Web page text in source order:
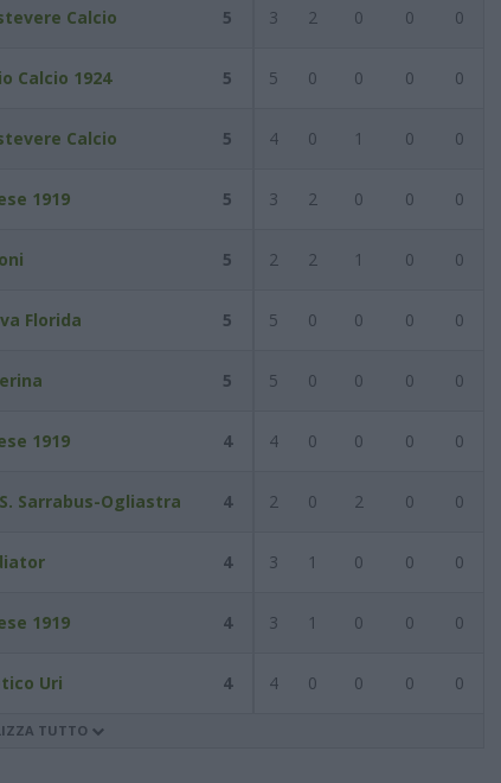
Calcio 5 3 2 0 0 0
Calcio 1924 5 5 0 0 0 0
Calcio 5 4 0 1 0 0
1919 5 3 2 0 0 0
5 2 2 1 0 0
Florida 5 5 0 0 0 0
5 5 0 0 0 0
1919 4 4 0 0 0 0
Sarrabus-Ogliastra 4 2 0 2 0 0
4 3 1 0 0 0
1919 4 3 1 0 0 0
Uri 4 4 0 0 0 0
TUTTO